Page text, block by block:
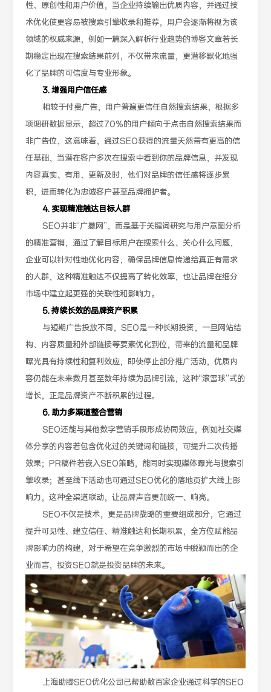
性、原创性和用户价值，当企业持续输出优质内容，并通过技
术优化使更容易被搜索引擎收录和推荐，用户会逐渐将视为该
领域的权威来源，例如一篇深入解析行业趋势的博客文章若长
期稳定出现在搜索结果前列，不仅带来流量，更潜移默化地强
化了品牌的可信度与专业形象。
3. 增强用户信任感
相较于付费广告，用户普遍更信任自然搜索结果，根据多
项调研数据显示，超过70%的用户倾向于点击自然搜索结果而
非广告位，这意味着，通过SEO获得的流量天然带有更高的信
任基础，当潜在客户多次在搜索中看到你的品牌信息，并发现
内容真实、有用、更新及时，他们对品牌的信任感将逐步累
积，进而转化为忠诚客户甚至品牌拥护者。
4. 实现精准触达目标人群
SEO并非“广撒网”，而是基于关键词研究与用户意图分析
的精准营销，通过了解目标用户在搜索什么、关心什么问题，
企业可以针对性地优化内容，确保品牌信息传递给真正有需求
的人群，这种精准触达不仅提高了转化效率，也让品牌在细分
市场中建立起更强的关联性和影响力。
5. 持续长效的品牌资产积累
与短期广告投放不同，SEO是一种长期投资，一旦网站结
构、内容质量和外部链接等要素优化到位，带来的流量和品牌
曝光具有持续性和复利效应，即使停止部分推广活动，优质内
容仍能在未来数月甚至数年持续为品牌引流，这种“滚雪球”式的
增长，正是品牌资产不断积累的过程。
6. 助力多渠道整合营销
SEO还能与其他数字营销手段形成协同效应，例如社交媒
体分享的内容若包含优化过的关键词和链接，可提升二次传播
效果；PR稿件若嵌入SEO策略，能同时实现媒体曝光与搜索引
擎收录；甚至线下活动也可通过SEO优化的落地页扩大线上影
响力，这种全渠道联动，让品牌声音更加统一、响亮。
SEO不仅是技术，更是品牌战略的重要组成部分，它通过
提升可见性、建立信任、精准触达和长期积累，全方位赋能品
牌影响力的构建，对于希望在竞争激烈的市场中脱颖而出的企
业而言，投资SEO就是投资品牌的未来。
上海助腾SEO优化公司已帮助数百家企业通过科学的SEO